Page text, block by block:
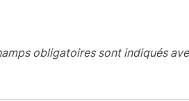
obligatoires sont indiqués